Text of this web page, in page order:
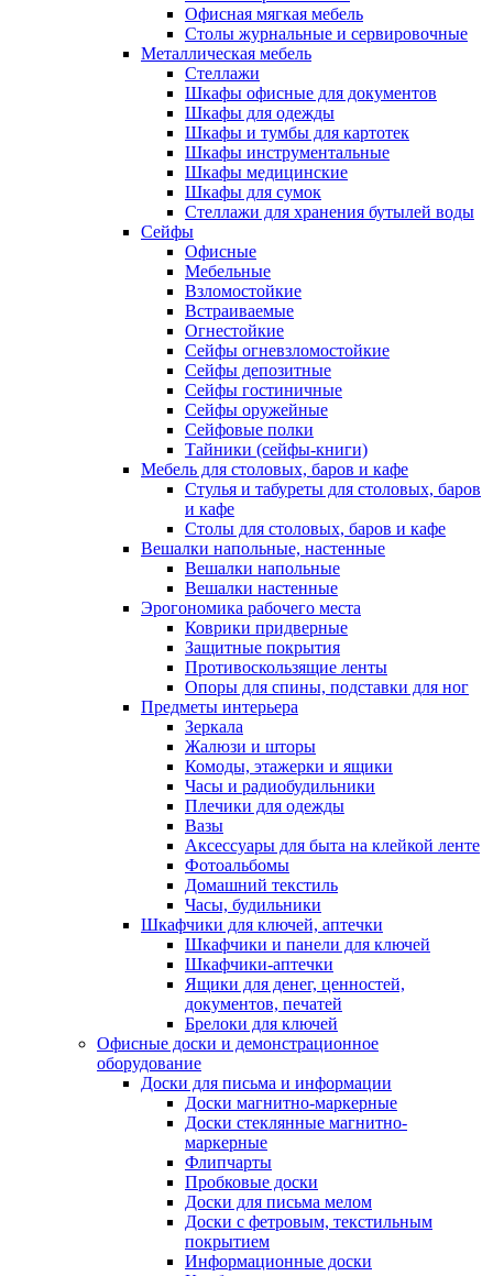
Офисная мягкая мебель
Столы журнальные и сервировочные
Металлическая мебель
Стеллажи
Шкафы офисные для документов
Шкафы для одежды
Шкафы и тумбы для картотек
Шкафы инструментальные
Шкафы медицинские
Шкафы для сумок
Стеллажи для хранения бутылей воды
Сейфы
Офисные
Мебельные
Взломостойкие
Встраиваемые
Огнестойкие
Сейфы огневзломостойкие
Сейфы депозитные
Сейфы гостиничные
Сейфы оружейные
Сейфовые полки
Тайники (сейфы-книги)
Мебель для столовых, баров и кафе
Стулья и табуреты для столовых, баров
и кафе
Столы для столовых, баров и кафе
Вешалки напольные, настенные
Вешалки напольные
Вешалки настенные
Эрогономика рабочего места
Коврики придверные
Защитные покрытия
Противоскользящие ленты
Опоры для спины, подставки для ног
Предметы интерьера
Зеркала
Жалюзи и шторы
Комоды, этажерки и ящики
Часы и радиобудильники
Плечики для одежды
Вазы
Аксессуары для быта на клейкой ленте
Фотоальбомы
Домашний текстиль
Часы, будильники
Шкафчики для ключей, аптечки
Шкафчики и панели для ключей
Шкафчики-аптечки
Ящики для денег, ценностей,
документов, печатей
Брелоки для ключей
Офисные доски и демонстрационное
оборудование
Доски для письма и информации
Доски магнитно-маркерные
Доски стеклянные магнитно-
маркерные
Флипчарты
Пробковые доски
Доски для письма мелом
Доски с фетровым, текстильным
покрытием
Информационные доски